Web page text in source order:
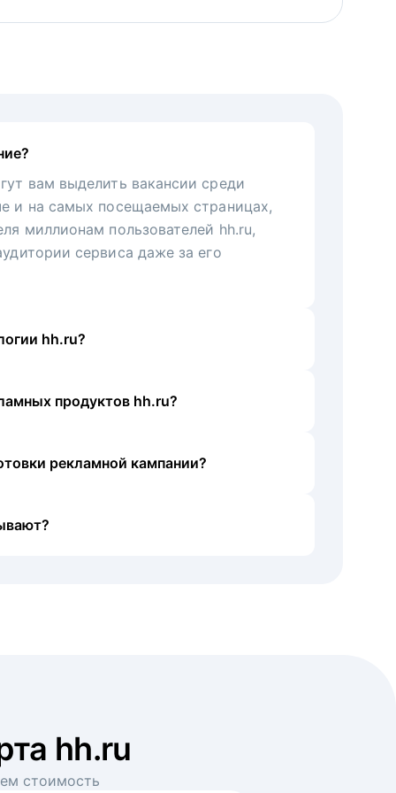
вам выделить вакансии среди
и на самых посещаемых страницах,
миллионам пользователей hh.ru,
сервиса даже за его
hh.ru?
продуктов hh.ru?
рекламной кампании?
hh.ru
стоимость